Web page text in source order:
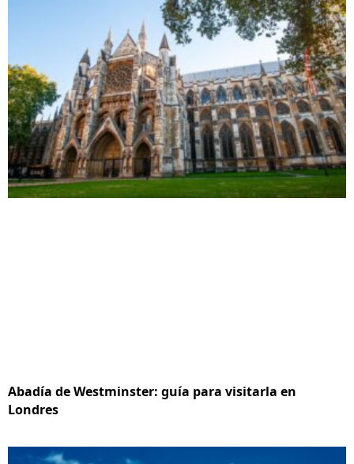
Abadía de Westminster: guía para visitarla en
Londres